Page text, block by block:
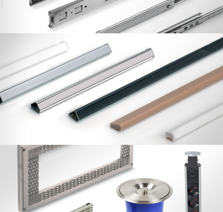
Perfiles
Marco Microondas, Rejilla Aireación,
Torre Electrica y Contenedor Resíduos